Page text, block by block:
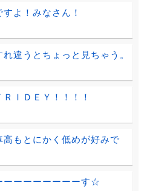
よ！みなさん！
違うとちょっと見ちゃう。
ＩＤＥＹ！！！！
高もとにかく低めが好みで
ーーーーーーーーす☆